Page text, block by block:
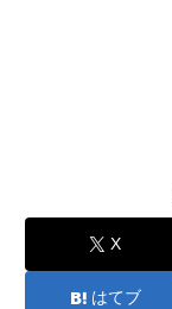
X
はてブ